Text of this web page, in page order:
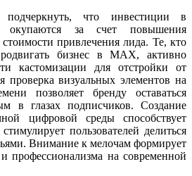
что инвестиции в
окупаются за счет повышения
привлечения лида. Те, кто
бизнес в MAX, активно
кастомизации для отстройки от
проверка визуальных элементов на
позволяет бренду оставаться
в глазах подписчиков. Создание
цифровой среды способствует
пользователей делиться
Внимание к мелочам формирует
профессионализма на современной